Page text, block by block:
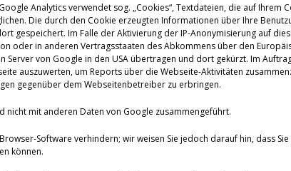
Analytics verwendet sog. „Cookies“, Textdateien, die auf Ihrem
Die durch den Cookie erzeugten Informationen über Ihre
gespeichert. Im Falle der Aktivierung der IP-Anonymisierung auf
oder in anderen Vertragsstaaten des Abkommens über den
von Google in den USA übertragen und dort gekürzt. Im
auszuwerten, um Reports über die Webseite-Aktivitäten
gegenüber dem Webseitenbetreiber zu erbringen.
nicht mit anderen Daten von Google zusammengeführt.
Software verhindern; wir weisen Sie jedoch darauf hin, dass Sie
können.